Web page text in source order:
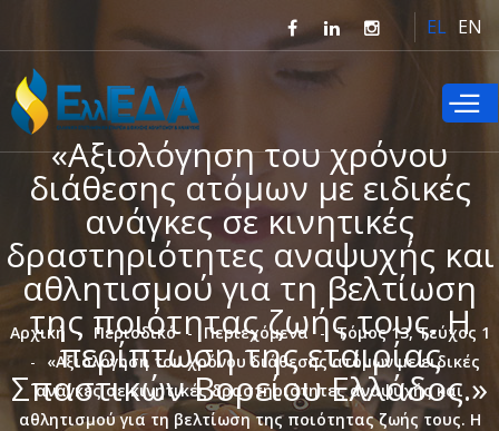
προς το
κυρίως
περιεχόμενο
EL EN
«Αξιολόγηση του χρόνου
διάθεσης ατόμων με ειδικές
ανάγκες σε κινητικές
δραστηριότητες αναψυχής και
αθλητισμού για τη βελτίωση
της ποιότητας ζωής τους. Η
περίπτωση της εταιρίας
Σπαστικών Βορείου Ελλάδος.»
Αρχική Περιοδικό Περιεχόμενα
Τόμος 13, Τεύχος 1
«Αξιολόγηση του χρόνου διάθεσης ατόμων με ειδικές
ανάγκες σε κινητικές δραστηριότητες αναψυχής και
αθλητισμού για τη βελτίωση της ποιότητας ζωής τους. Η